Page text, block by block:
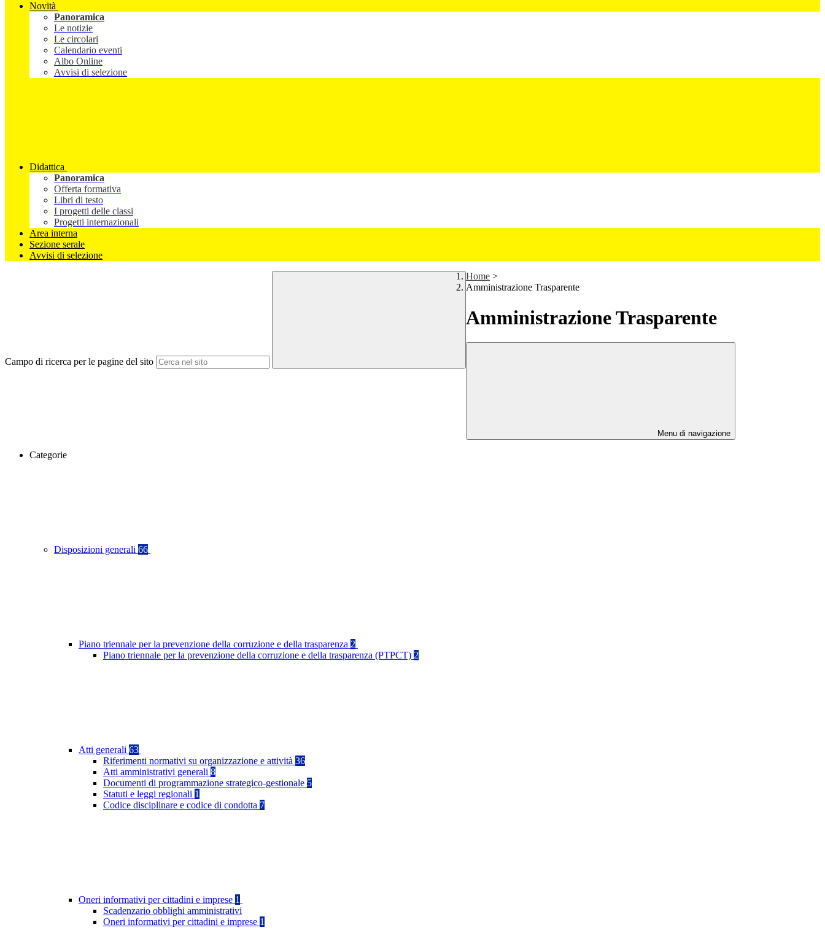
Novità
Panoramica
Le notizie
Le circolari
Calendario eventi
Albo Online
Avvisi di selezione
Didattica
Panoramica
Offerta formativa
Libri di testo
I progetti delle classi
Progetti internazionali
Area interna
Sezione serale
Avvisi di selezione
Campo di ricerca per le pagine del sito
Home >
Amministrazione Trasparente
Amministrazione Trasparente
Menu di navigazione
Categorie
Disposizioni generali 66
Piano triennale per la prevenzione della corruzione e della trasparenza 2
Piano triennale per la prevenzione della corruzione e della trasparenza (PTPCT) 2
Atti generali 63
Riferimenti normativi su organizzazione e attività 36
Atti amministrativi generali 8
Documenti di programmazione strategico-gestionale 5
Statuti e leggi regionali 1
Codice disciplinare e codice di condotta 7
Oneri informativi per cittadini e imprese 1
Scadenzario obblighi amministrativi
Oneri informativi per cittadini e imprese 1